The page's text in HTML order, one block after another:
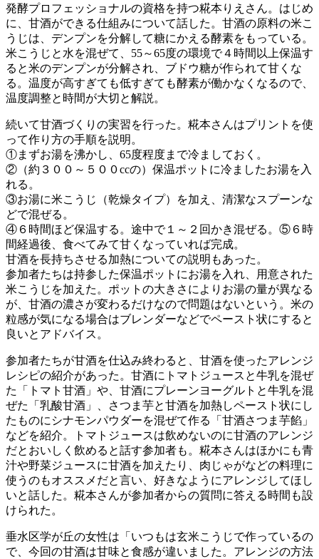
発酵プロフェッショナルの資格を持つ糀本りえさん。はじめ
に、甘酒ができる仕組みについて話した。甘酒の原料の米こ
うじは、デンプンを分解して糖にかえる酵素をもっている。
米こうじと水を混ぜて、55～65度の環境で４時間以上保温す
ると米のデンプンが分解され、ブドウ糖が作られて甘くな
る。温度が高すぎても低すぎても酵素が働かなくなるので、
温度調整と時間が大切と解説。
続いて甘酒づくりの実習を行った。糀本さんはプリントを使
って作り方の手順を説明。
①まずお湯を沸かし、65度程度まで冷ましておく。
②（約３００～５００ccの）保温ポットに冷ましたお湯を入
れる。
③お湯に米こうじ（乾燥タイプ）を加え、清潔なスプーンな
どで混ぜる。
④６時間ほど保温する。途中で１～２回かき混ぜる。⑤６時
間経過後、食べてみて甘くなっていれば完成。
甘酒を長持ちさせる加熱についての説明もあった。
参加者たちは持参した保温ポットにお湯を入れ、用意された
米こうじを加えた。ポットの大きさによりお湯の量が異なる
が、甘酒の濃さが変わるだけなので問題はないという。米の
粒感が気になる場合はブレンダーなどでペースト状にすると
良いとアドバイス。
参加者たちが甘酒を仕込み終わると、甘酒を使ったアレンジ
レシピの紹介があった。甘酒にトマトジュースと牛乳を混ぜ
た「トマト甘酒」や、甘酒にプレーンヨーグルトと牛乳を混
ぜた「乳酸甘酒」、さつま芋と甘酒を加熱しペースト状にし
たものにシナモンパウダーを混ぜて作る「甘酒さつま芋餡」
などを紹介。トマトジュースは飲めないのに甘酒のアレンジ
だとおいしく飲めると話す参加者も。糀本さんはほかにも青
汁や野菜ジュースに甘酒を加えたり、肉じゃがなどの料理に
使うのもオススメだと言い、好きなようにアレンジしてほし
いと話した。糀本さんが参加者からの質問に答える時間も設
けられた。
垂水区学が丘の女性は「いつもは玄米こうじで作っているの
で、今回の甘酒は甘味と食感が違いました。アレンジの方法